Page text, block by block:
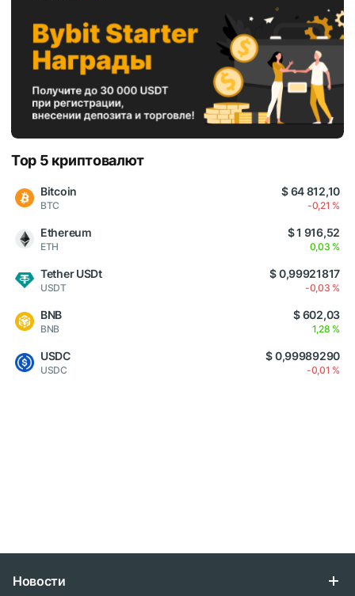
Top 5 криптовалют
Bitcoin
BTC
$ 64 812,10
-0,21 %
Ethereum
ETH
$ 1 916,52
0,03 %
Tether USDt
USDT
$ 0,99921817
-0,03 %
BNB
BNB
$ 602,03
1,28 %
USDC
USDC
$ 0,99989290
-0,01 %
Новости